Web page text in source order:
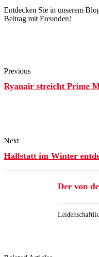
Entdecken Sie in unserem
Beitrag mit Freunden!
Previous
Ryanair streicht Prime
Next
Hallstatt im Winter
Der von